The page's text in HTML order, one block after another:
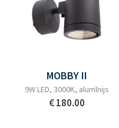
MOBBY II
9W LED, 3000K, alumīnijs
€ 180.00